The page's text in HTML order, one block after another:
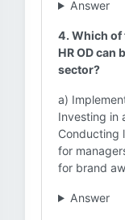
Answer
4. Which of
HR OD can
sector?
a)
Investing in
Conducting
for
for brand
Answer